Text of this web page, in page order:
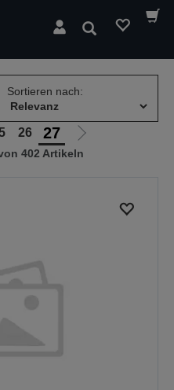
Suchen
Sortieren nach:
26 27
Zur
nächsten
402 Artikeln